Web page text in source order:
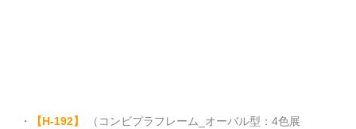
・ 【H-192】
（コンビプラフレーム_オーバル型：4色展